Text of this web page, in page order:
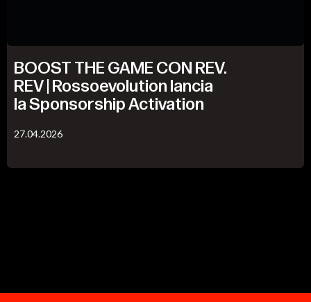
BOOST THE GAME CON REV.
REV | Rossoevolution lancia
la Sponsorship Activation
27.04.2026